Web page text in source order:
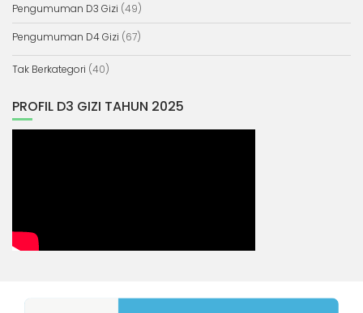
Pengumuman D3 Gizi (49)
Pengumuman D4 Gizi (67)
Tak Berkategori (40)
PROFIL D3 GIZI TAHUN 2025